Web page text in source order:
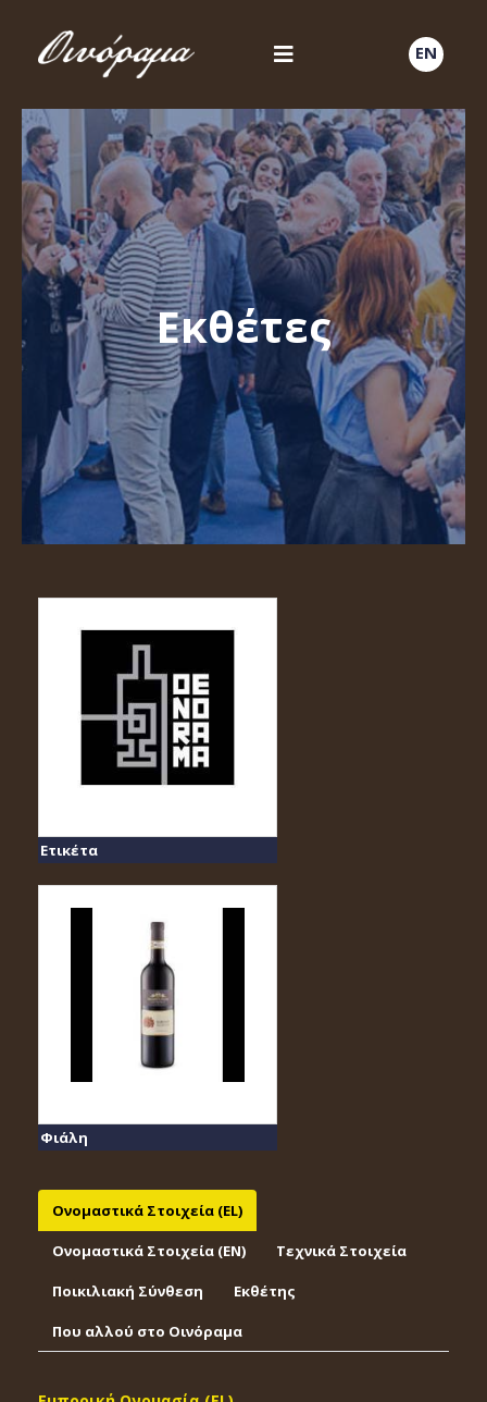
EN
Εκθέτες
Ετικέτα
Φιάλη
Ονομαστικά Στοιχεία (EL)
Ονομαστικά Στοιχεία (EΝ) Τεχνικά Στοιχεία
Ποικιλιακή Σύνθεση Εκθέτης
Που αλλού στο Οινόραμα